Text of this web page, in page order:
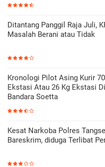
Ditantang Panggil Raja Juli,
Masalah Berani atau Tidak
Kronologi Pilot Asing Kurir
Ekstasi Atau 26 Kg Ekstasi
Bandara Soetta
Kesat Narkoba Polres
Bareskrim, diduga Terlibat